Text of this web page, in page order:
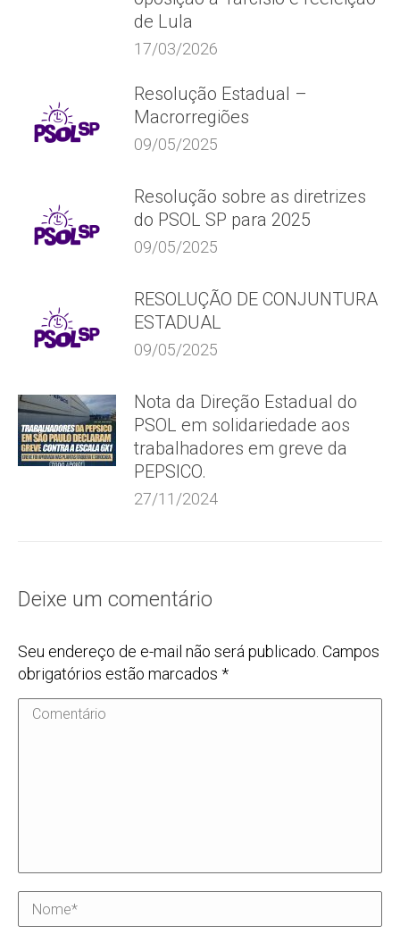
de Lula
17/03/2026
Resolução Estadual –
Macrorregiões
09/05/2025
Resolução sobre as diretrizes
do PSOL SP para 2025
09/05/2025
RESOLUÇÃO DE CONJUNTURA
ESTADUAL
09/05/2025
Nota da Direção Estadual do
PSOL em solidariedade aos
trabalhadores em greve da
PEPSICO.
27/11/2024
Deixe um comentário
Seu endereço de e-mail não será publicado. Campos
obrigatórios estão marcados *
Comentário
Nome *